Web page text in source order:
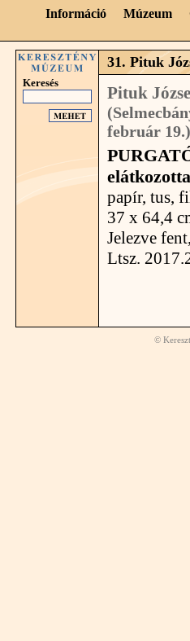
Információ Múzeum
Keresés
31. Pituk
Pituk
február 19.)
papír, tus,
37 x 64,4
Jelezve
Ltsz.
©